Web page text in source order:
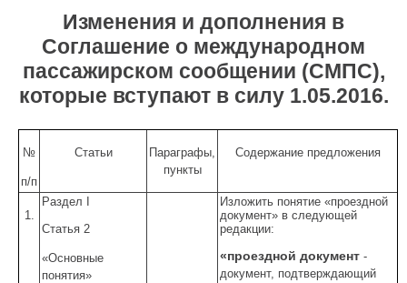
Изменения и дополнения в
Соглашение о международном
пассажирском сообщении (СМПС),
которые вступают в силу 1.05.2016.
№
п/п
Статьи
Параграфы,
пункты
Содержание предложения
1.
Раздел I
Статья 2
«Основные
понятия»
Изложить понятие «проездной
документ» в следующей
редакции:
«проездной документ -
документ, подтверждающий